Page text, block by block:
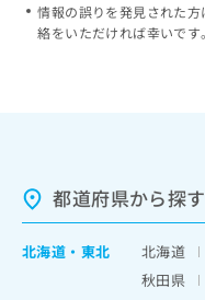
情報の誤りを発見された方
絡をいただければ幸いです。
都道府県から探す
北海道 ・ 東北 北海道
秋田県